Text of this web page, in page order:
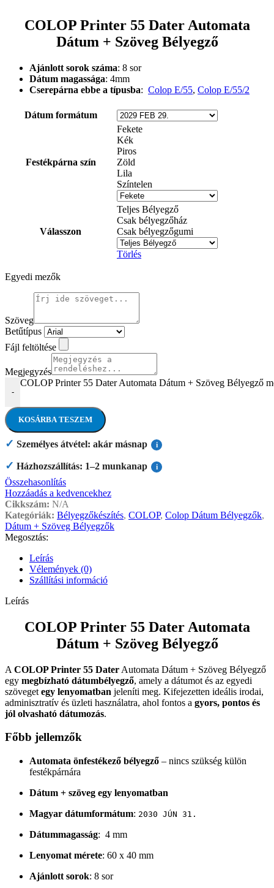
COLOP Printer 55 Dater Automata
Dátum + Szöveg Bélyegző
Ajánlott sorok száma: 8 sor
Dátum magassága: 4mm
Cserepárna ebbe a típusba: Colop E/55, Colop E/55/2
Dátum formátum
Festékpárna szín
Fekete
Kék
Piros
Zöld
Lila
Színtelen
Válasszon
Teljes Bélyegző
Csak bélyegzőház
Csak bélyegzőgumi
Törlés
Egyedi mezők
Szöveg
Betűtípus
Fájl feltöltése
Megjegyzés
-
COLOP Printer 55 Dater Automata Dátum + Szöveg Bélyegző
KOSÁRBA TESZEM
✓ Személyes átvétel: akár másnap i
✓ Házhozszállítás: 1–2 munkanap i
Összehasonlítás
Hozzáadás a kedvencekhez
Cikkszám: N/A
Kategóriák: Bélyegzőkészítés, COLOP, Colop Dátum Bélyegzők,
Dátum + Szöveg Bélyegzők
Megosztás:
Leírás
Vélemények (0)
Szállítási információ
Leírás
COLOP Printer 55 Dater Automata
Dátum + Szöveg Bélyegző
A COLOP Printer 55 Dater Automata Dátum + Szöveg Bélyegző
egy megbízható dátumbélyegző, amely a dátumot és az egyedi
szöveget egy lenyomatban jeleníti meg. Kifejezetten ideális irodai,
adminisztratív és üzleti használatra, ahol fontos a gyors, pontos és
jól olvasható dátumozás.
Főbb jellemzők
Automata önfestékező bélyegző – nincs szükség külön
festékpárnára
Dátum + szöveg egy lenyomatban
Magyar dátumformátum: 2030 JÚN 31.
Dátummagasság: 4 mm
Lenyomat mérete: 60 x 40 mm
Ajánlott sorok: 8 sor